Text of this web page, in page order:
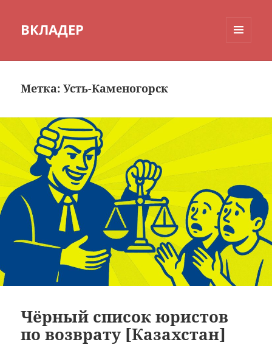
ВКЛАДЕР
Метка:Усть-Каменогорск
Чёрный список юристов
по возврату [Казахстан]